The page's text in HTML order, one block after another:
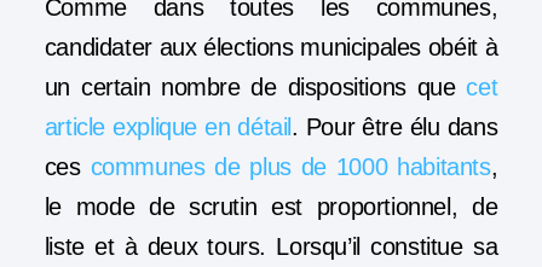
Comme dans toutes les communes,
candidater aux élections municipales obéit à
un certain nombre de dispositions quecet
article explique en détail . Pour être élu dans
ces communes de plus de 1000 habitants,
le mode de scrutin est proportionnel, de
liste et à deux tours. Lorsqu’il constitue sa